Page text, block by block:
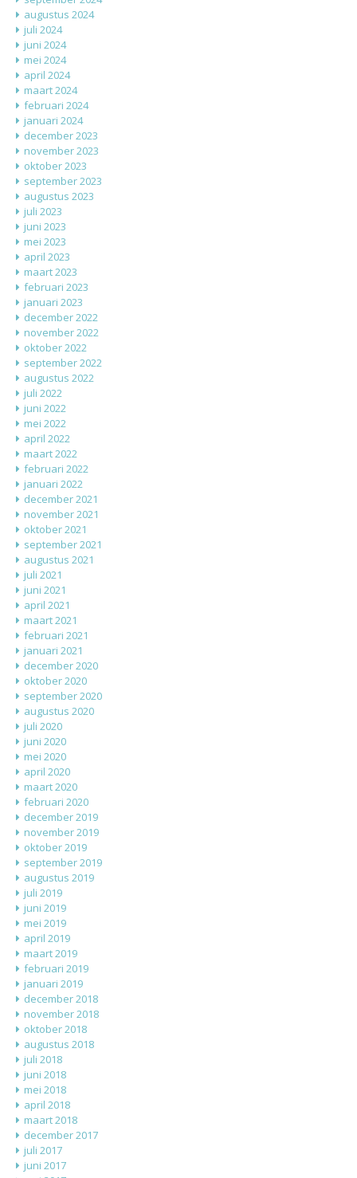
augustus 2024
juli 2024
juni 2024
mei 2024
april 2024
maart 2024
februari 2024
januari 2024
december 2023
november 2023
oktober 2023
september 2023
augustus 2023
juli 2023
juni 2023
mei 2023
april 2023
maart 2023
februari 2023
januari 2023
december 2022
november 2022
oktober 2022
september 2022
augustus 2022
juli 2022
juni 2022
mei 2022
april 2022
maart 2022
februari 2022
januari 2022
december 2021
november 2021
oktober 2021
september 2021
augustus 2021
juli 2021
juni 2021
april 2021
maart 2021
februari 2021
januari 2021
december 2020
oktober 2020
september 2020
augustus 2020
juli 2020
juni 2020
mei 2020
april 2020
maart 2020
februari 2020
december 2019
november 2019
oktober 2019
september 2019
augustus 2019
juli 2019
juni 2019
mei 2019
april 2019
maart 2019
februari 2019
januari 2019
december 2018
november 2018
oktober 2018
augustus 2018
juli 2018
juni 2018
mei 2018
april 2018
maart 2018
december 2017
juli 2017
juni 2017